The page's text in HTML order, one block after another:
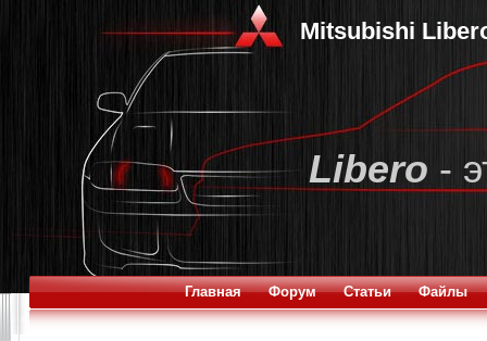
Mitsubishi
Libero -
Главная Форум Статьи Файлы